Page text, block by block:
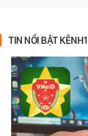
TIN NỔI BẬT